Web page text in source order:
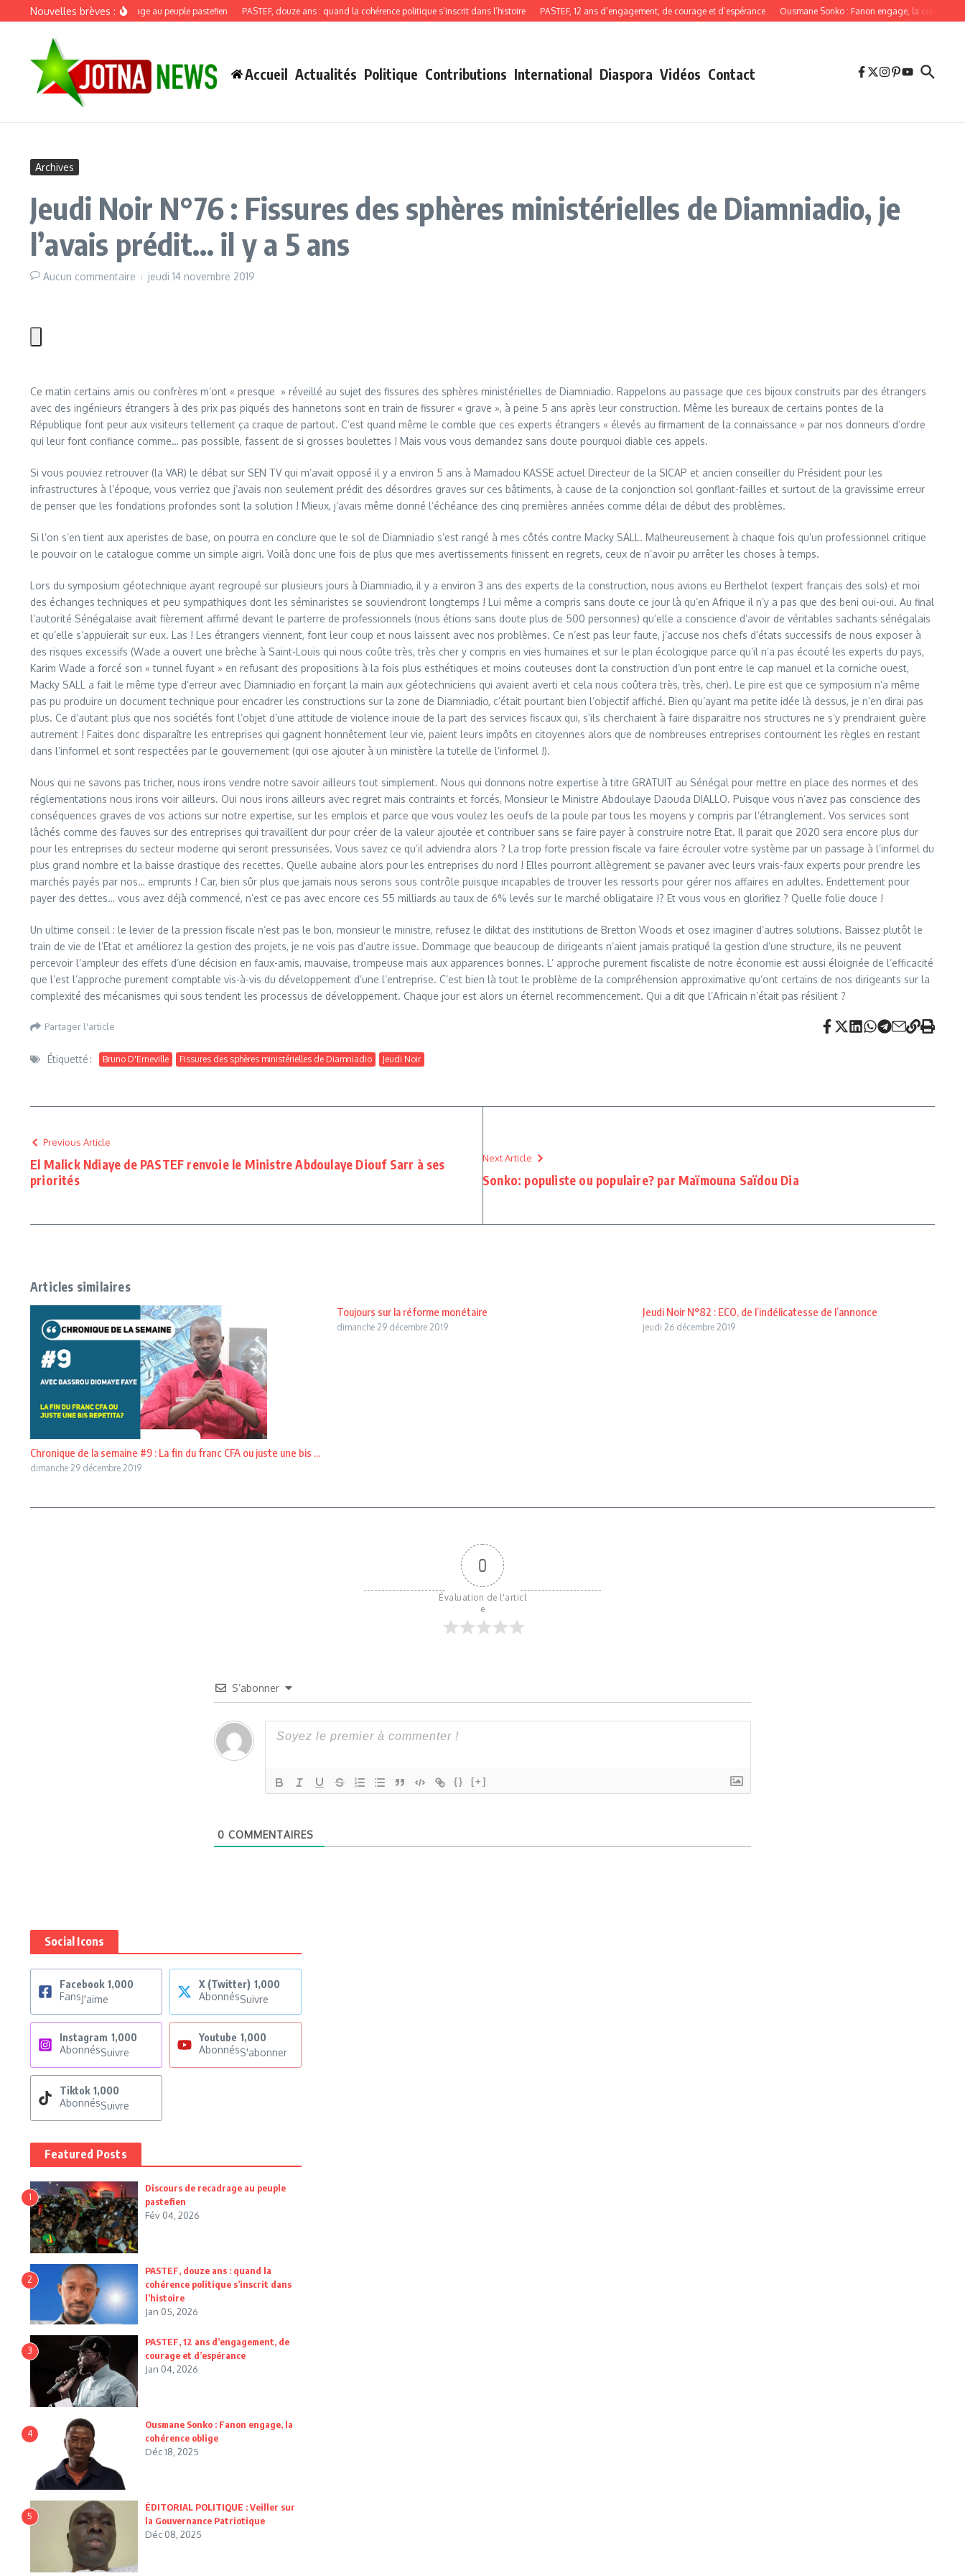
Aller au contenu
Nouvelles brèves :
Discours de recadrage au peuple pastefien PASTEF, douze ans : quand la cohérence politique s’inscrit dans l’histoire PASTEF, 12 ans d’engagement, de courage et d’espérance Ousmane Sonko : Fanon engage, la cohérence
Accueil Actualités Politique Contributions International Diaspora Vidéos Contact
Archives
Jeudi Noir N°76 : Fissures des sphères ministérielles de Diamniadio, je
l’avais prédit… il y a 5 ans
Aucun commentaire jeudi 14 novembre 2019
Ce matin certains amis ou confrères m’ont « presque » réveillé au sujet des fissures des sphères ministérielles de Diamniadio. Rappelons au passage que ces bijoux construits par des étrangers
avec des ingénieurs étrangers à des prix pas piqués des hannetons sont en train de fissurer « grave », à peine 5 ans après leur construction. Même les bureaux de certains pontes de la
République font peur aux visiteurs tellement ça craque de partout. C’est quand même le comble que ces experts étrangers « élevés au firmament de la connaissance » par nos donneurs d’ordre
qui leur font confiance comme… pas possible, fassent de si grosses boulettes ! Mais vous vous demandez sans doute pourquoi diable ces appels.
Si vous pouviez retrouver (la VAR) le débat sur SEN TV qui m’avait opposé il y a environ 5 ans à Mamadou KASSE actuel Directeur de la SICAP et ancien conseiller du Président pour les
infrastructures à l’époque, vous verriez que j’avais non seulement prédit des désordres graves sur ces bâtiments, à cause de la conjonction sol gonflant-failles et surtout de la gravissime erreur
de penser que les fondations profondes sont la solution ! Mieux, j’avais même donné l’échéance des cinq premières années comme délai de début des problèmes.
Si l’on s’en tient aux aperistes de base, on pourra en conclure que le sol de Diamniadio s’est rangé à mes côtés contre Macky SALL. Malheureusement à chaque fois qu’un professionnel critique
le pouvoir on le catalogue comme un simple aigri. Voilà donc une fois de plus que mes avertissements finissent en regrets, ceux de n’avoir pu arrêter les choses à temps.
Lors du symposium géotechnique ayant regroupé sur plusieurs jours à Diamniadio, il y a environ 3 ans des experts de la construction, nous avions eu Berthelot (expert français des sols) et moi
des échanges techniques et peu sympathiques dont les séminaristes se souviendront longtemps ! Lui même a compris sans doute ce jour là qu’en Afrique il n’y a pas que des beni oui-oui. Au final
l’autorité Sénégalaise avait fièrement affirmé devant le parterre de professionnels (nous étions sans doute plus de 500 personnes) qu’elle a conscience d’avoir de véritables sachants sénégalais
et qu’elle s’appuierait sur eux. Las ! Les étrangers viennent, font leur coup et nous laissent avec nos problèmes. Ce n’est pas leur faute, j’accuse nos chefs d’états successifs de nous exposer à
des risques excessifs (Wade a ouvert une brèche à Saint-Louis qui nous coûte très, très cher y compris en vies humaines et sur le plan écologique parce qu’il n’a pas écouté les experts du pays,
Karim Wade a forcé son « tunnel fuyant » en refusant des propositions à la fois plus esthétiques et moins couteuses dont la construction d’un pont entre le cap manuel et la corniche ouest,
Macky SALL a fait le même type d’erreur avec Diamniadio en forçant la main aux géotechniciens qui avaient averti et cela nous coûtera très, très, cher). Le pire est que ce symposium n’a même
pas pu produire un document technique pour encadrer les constructions sur la zone de Diamniadio, c’était pourtant bien l’objectif affiché. Bien qu’ayant ma petite idée là dessus, je n’en dirai pas
plus. Ce d’autant plus que nos sociétés font l’objet d’une attitude de violence inouie de la part des services fiscaux qui, s’ils cherchaient à faire disparaitre nos structures ne s’y prendraient guère
autrement ! Faites donc disparaître les entreprises qui gagnent honnêtement leur vie, paient leurs impôts en citoyennes alors que de nombreuses entreprises contournent les règles en restant
dans l’informel et sont respectées par le gouvernement (qui ose ajouter à un ministère la tutelle de l’informel !).
Nous qui ne savons pas tricher, nous irons vendre notre savoir ailleurs tout simplement. Nous qui donnons notre expertise à titre GRATUIT au Sénégal pour mettre en place des normes et des
réglementations nous irons voir ailleurs. Oui nous irons ailleurs avec regret mais contraints et forcés, Monsieur le Ministre Abdoulaye Daouda DIALLO. Puisque vous n’avez pas conscience des
conséquences graves de vos actions sur notre expertise, sur les emplois et parce que vous voulez les oeufs de la poule par tous les moyens y compris par l’étranglement. Vos services sont
lâchés comme des fauves sur des entreprises qui travaillent dur pour créer de la valeur ajoutée et contribuer sans se faire payer à construire notre Etat. Il parait que 2020 sera encore plus dur
pour les entreprises du secteur moderne qui seront pressurisées. Vous savez ce qu’il adviendra alors ? La trop forte pression fiscale va faire écrouler votre système par un passage à l’informel du
plus grand nombre et la baisse drastique des recettes. Quelle aubaine alors pour les entreprises du nord ! Elles pourront allègrement se pavaner avec leurs vrais-faux experts pour prendre les
marchés payés par nos… emprunts ! Car, bien sûr plus que jamais nous serons sous contrôle puisque incapables de trouver les ressorts pour gérer nos affaires en adultes. Endettement pour
payer des dettes… vous avez déjà commencé, n’est ce pas avec encore ces 55 milliards au taux de 6% levés sur le marché obligataire !? Et vous vous en glorifiez ? Quelle folie douce !
Un ultime conseil : le levier de la pression fiscale n’est pas le bon, monsieur le ministre, refusez le diktat des institutions de Bretton Woods et osez imaginer d’autres solutions. Baissez plutôt le
train de vie de l’Etat et améliorez la gestion des projets, je ne vois pas d’autre issue. Dommage que beaucoup de dirigeants n’aient jamais pratiqué la gestion d’une structure, ils ne peuvent
percevoir l’ampleur des effets d’une décision en faux-amis, mauvaise, trompeuse mais aux apparences bonnes. L’ approche purement fiscaliste de notre économie est aussi éloignée de l’efficacité
que l’est l’approche purement comptable vis-à-vis du développement d’une l’entreprise. C’est bien là tout le problème de la compréhension approximative qu’ont certains de nos dirigeants sur la
complexité des mécanismes qui sous tendent les processus de développement. Chaque jour est alors un éternel recommencement. Qui a dit que l’Africain n’était pas résilient ?
Partager l'article
Étiquetté : Bruno D'Erneville Fissures des sphères ministérielles de Diamniadio Jeudi Noir
Previous Article
El Malick Ndiaye de PASTEF renvoie le Ministre Abdoulaye Diouf Sarr à ses
priorités
Next Article
Sonko: populiste ou populaire? par Maïmouna Saïdou Dia
Articles similaires
Chronique de la semaine #9 : La fin du franc CFA ou juste une bis ...
dimanche 29 décembre 2019
Toujours sur la réforme monétaire
dimanche 29 décembre 2019
Jeudi Noir N°82 : ECO, de l’indélicatesse de l’annonce
jeudi 26 décembre 2019
0
Évaluation de l'articl
e
S’abonner
{} [+]
0 COMMENTAIRES
Social Icons
Facebook 1,000
FansJ'aime
X (Twitter) 1,000
AbonnésSuivre
Instagram 1,000
AbonnésSuivre
Youtube 1,000
AbonnésS'abonner
Tiktok 1,000
AbonnésSuivre
Featured Posts
1
Discours de recadrage au peuple
pastefien
Fév 04, 2026
2
PASTEF, douze ans : quand la
cohérence politique s’inscrit dans
l’histoire
Jan 05, 2026
3
PASTEF, 12 ans d’engagement, de
courage et d’espérance
Jan 04, 2026
4
Ousmane Sonko : Fanon engage, la
cohérence oblige
Déc 18, 2025
5
ÉDITORIAL POLITIQUE : Veiller sur
la Gouvernance Patriotique
Déc 08, 2025